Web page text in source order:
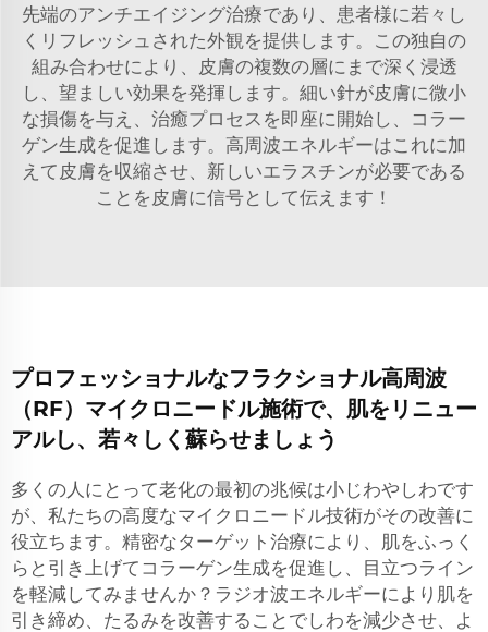
先端のアンチエイジング治療であり、患者様に若々し
くリフレッシュされた外観を提供します。この独自の
組み合わせにより、皮膚の複数の層にまで深く浸透
し、望ましい効果を発揮します。細い針が皮膚に微小
な損傷を与え、治癒プロセスを即座に開始し、コラー
ゲン生成を促進します。高周波エネルギーはこれに加
えて皮膚を収縮させ、新しいエラスチンが必要である
ことを皮膚に信号として伝えます！
プロフェッショナルなフラクショナル高周波
（RF）マイクロニードル施術で、肌をリニュー
アルし、若々しく蘇らせましょう
多くの人にとって老化の最初の兆候は小じわやしわです
が、私たちの高度なマイクロニードル技術がその改善に
役立ちます。精密なターゲット治療により、肌をふっく
らと引き上げてコラーゲン生成を促進し、目立つライン
を軽減してみませんか？ラジオ波エネルギーにより肌を
引き締め、たるみを改善することでしわを減少させ、よ